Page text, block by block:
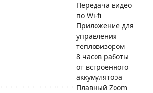
Передача видео
по Wi-fi
Приложение для
управления
тепловизором
8 часов работы
от встроенного
аккумулятора
Плавный Zoom